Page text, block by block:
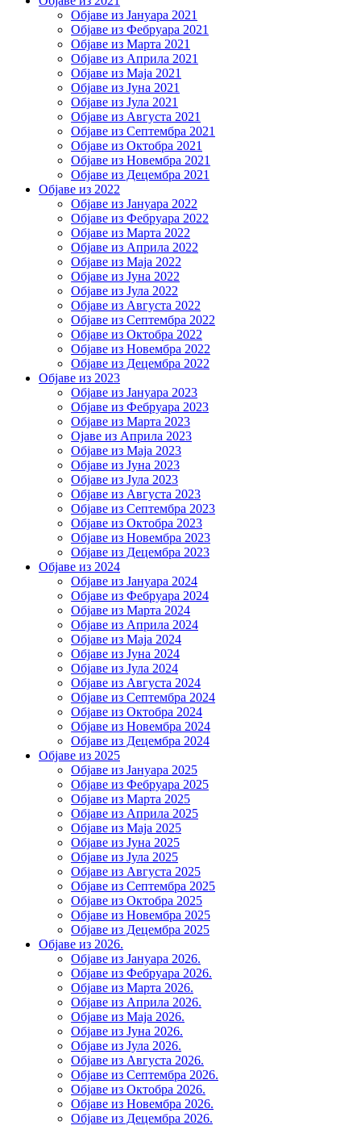
Објаве из Јануара 2021
Објаве из Фебруара 2021
Објаве из Марта 2021
Објаве из Априла 2021
Објаве из Маја 2021
Објаве из Јуна 2021
Објаве из Јула 2021
Објаве из Августа 2021
Објаве из Септембра 2021
Објаве из Октобра 2021
Објаве из Новембра 2021
Објаве из Децембра 2021
Објаве из 2022
Објаве из Јануара 2022
Објаве из Фебруара 2022
Објаве из Марта 2022
Објаве из Априла 2022
Објаве из Маја 2022
Објаве из Јуна 2022
Објаве из Јула 2022
Објаве из Августа 2022
Објаве из Септембра 2022
Објаве из Октобра 2022
Објаве из Новембра 2022
Објаве из Децембра 2022
Објаве из 2023
Објаве из Јануара 2023
Објаве из Фебруара 2023
Објаве из Марта 2023
Ојаве из Априла 2023
Објаве из Маја 2023
Објаве из Јуна 2023
Објаве из Јула 2023
Објаве из Августа 2023
Објаве из Септембра 2023
Објаве из Октобра 2023
Објаве из Новембра 2023
Објаве из Децембра 2023
Објаве из 2024
Објаве из Јануара 2024
Објаве из Фебруара 2024
Објаве из Марта 2024
Објаве из Априла 2024
Објаве из Маја 2024
Објаве из Јуна 2024
Објаве из Јула 2024
Објаве из Августа 2024
Објаве из Септембра 2024
Објаве из Октобра 2024
Објаве из Новембра 2024
Објаве из Децембра 2024
Објаве из 2025
Објаве из Јануара 2025
Објаве из Фебруара 2025
Објаве из Марта 2025
Објаве из Априла 2025
Објаве из Маја 2025
Објаве из Јуна 2025
Објаве из Јула 2025
Објаве из Августа 2025
Објаве из Септембра 2025
Објаве из Октобра 2025
Објаве из Новембра 2025
Објаве из Децембра 2025
Објаве из 2026.
Објаве из Јануара 2026.
Објаве из Фебруара 2026.
Објаве из Марта 2026.
Објаве из Априла 2026.
Објаве из Маја 2026.
Објаве из Јуна 2026.
Објаве из Јула 2026.
Објаве из Августа 2026.
Објаве из Септембра 2026.
Објаве из Октобра 2026.
Објаве из Новембра 2026.
Објаве из Децембра 2026.